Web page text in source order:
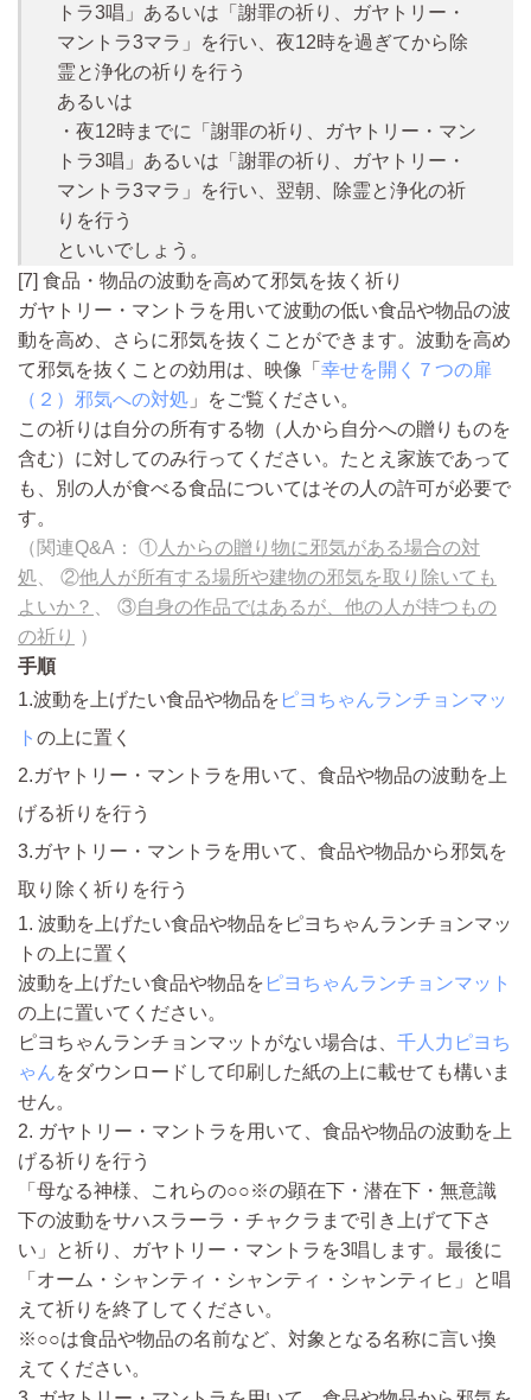
トラ3唱」あるいは「謝罪の祈り、ガヤトリー・
マントラ3マラ」を行い、夜12時を過ぎてから除
霊と浄化の祈りを行う
あるいは
・夜12時までに「謝罪の祈り、ガヤトリー・マン
トラ3唱」あるいは「謝罪の祈り、ガヤトリー・
マントラ3マラ」を行い、翌朝、除霊と浄化の祈
りを行う
といいでしょう。
[7] 食品・物品の波動を高めて邪気を抜く祈り
ガヤトリー・マントラを用いて波動の低い食品や物品の波
動を高め、さらに邪気を抜くことができます。波動を高め
て邪気を抜くことの効用は、映像「 幸せを開く７つの扉
（２）邪気への対処 」をご覧ください。
この祈りは自分の所有する物（人から自分への贈りものを
含む）に対してのみ行ってください。たとえ家族であって
も、別の人が食べる食品についてはその人の許可が必要で
す。
（関連Q&A： ① 人からの贈り物に邪気がある場合の対
処 、 ②他人が所有する場所や建物の邪気を取り除いても
よいか？
、 ③自身の作品ではあるが、他の人が持つもの
の祈り ）
手順
1.波動を上げたい食品や物品を ピヨちゃんランチョンマッ
ト の上に置く
2.ガヤトリー・マントラを用いて、食品や物品の波動を上
げる祈りを行う
3.ガヤトリー・マントラを用いて、食品や物品から邪気を
取り除く祈りを行う
1. 波動を上げたい食品や物品をピヨちゃんランチョンマッ
トの上に置く
波動を上げたい食品や物品を ピヨちゃんランチョンマット
の上に置いてください。
ピヨちゃんランチョンマットがない場合は、 千人力ピヨち
ゃんをダウンロードして印刷した紙の上に載せても構いま
せん。
2. ガヤトリー・マントラを用いて、食品や物品の波動を上
げる祈りを行う
「母なる神様、これらの○○※の顕在下・潜在下・無意識
下の波動をサハスラーラ・チャクラまで引き上げて下さ
い」と祈り、ガヤトリー・マントラを3唱します。最後に
「オーム・シャンティ・シャンティ・シャンティヒ」と唱
えて祈りを終了してください。
※○○は食品や物品の名前など、対象となる名称に言い換
えてください。